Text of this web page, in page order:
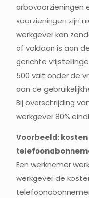
arbovoorzieningen
voorzieningen zijn
werkgever kan
of voldaan is aan
gerichte
500 valt onder de
aan de
Bij overschrijding
werkgever 80%
Voorbeeld:
Een werknemer
werkgever de